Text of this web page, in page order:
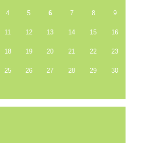
4 5 6 7 8 9
11 12 13 14 15 16
18 19 20 21 22 23
25 26 27 28 29 30